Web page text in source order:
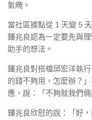
氣魄。
當社區據點從 1 天變 5
鍾兆良認為一定要先與
助手的想法。
鍾兆良對搭檔邱宏洋執
的錢不夠用，怎麼辦？
應，說：「不夠就我們倆
鍾兆良欣慰的說：「好